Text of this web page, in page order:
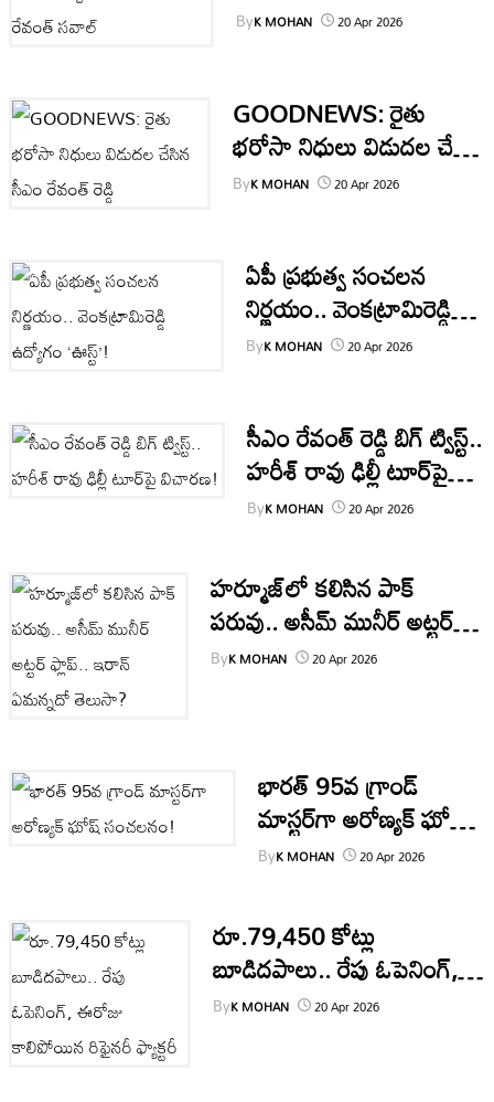
నేషనల్
ఇంటర్నేషనల్
క్రైం
సినిమా
స్టైల్
బిజినెస్
స్పోర్ట్స్
వీడియోస్
మరిన్ని
Authors
ఎక్కువగా రాస్తుంటారు.రేవంత్ సవాల్
ByK MOHAN 20 Apr 2026
GOODNEWS: రైతు
భరోసా నిధులు విడుదల చేసిన
సీఎం రేవంత్ రెడ్డి
ByK MOHAN 20 Apr 2026
ఏపీ ప్రభుత్వ సంచలన
నిర్ణయం.. వెంకట్రామిరెడ్డి
ఉద్యోగం ‘ఊస్ట్’!
ByK MOHAN 20 Apr 2026
సీఎం రేవంత్ రెడ్డి బిగ్ ట్విస్ట్..
హరీశ్ రావు ఢిల్లీ టూర్‌పై
విచారణ!
ByK MOHAN 20 Apr 2026
హర్మూజ్‌లో కలిసిన పాక్
పరువు.. అసీమ్ మునీర్ అట్టర్
ఫ్లాప్.. ఇరాన్ ఏమన్నదో తెలుసా?
ByK MOHAN 20 Apr 2026
భారత్ 95వ గ్రాండ్
మాస్టర్‌గా అరోణ్యక్ ఘోష్
సంచలనం!
ByK MOHAN 20 Apr 2026
రూ.79,450 కోట్లు
బూడిదపాలు.. రేపు ఓపెనింగ్,
ఈరోజు కాలిపోయిన రిఫైనరీ
ByK MOHAN 20 Apr 2026